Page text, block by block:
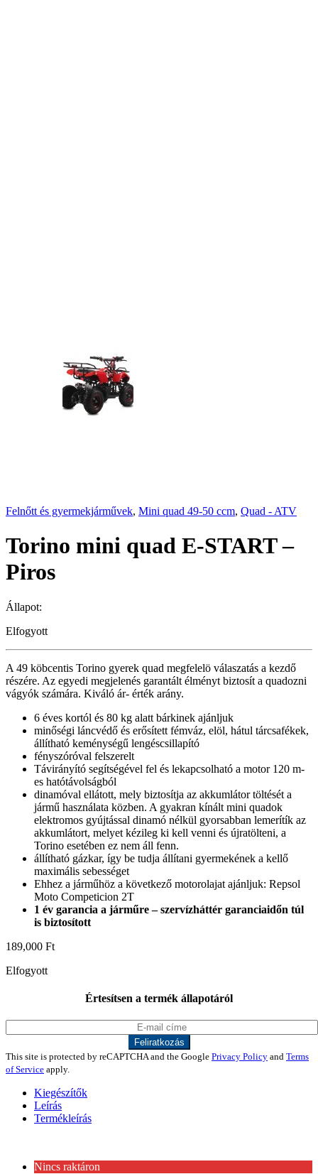
Felnőtt és gyermekjárművek, Mini quad 49-50 ccm, Quad - ATV
Torino mini quad E-START –
Piros
Állapot:
Elfogyott
A 49 köbcentis Torino gyerek quad megfelelö válaszatás a kezdő
részére. Az egyedi megjelenés garantált élményt biztosít a quadozni
vágyók számára. Kiváló ár- érték arány.
6 éves kortól és 80 kg alatt bárkinek ajánljuk
minőségi láncvédő és erősített fémváz, elöl, hátul tárcsafékek,
állítható keménységű lengéscsillapító
fényszóróval felszerelt
Távirányító segítségével fel és lekapcsolható a motor 120 m-
es hatótávolságból
dinamóval ellátott, mely biztosítja az akkumlátor töltését a
jármű használata közben. A gyakran kínált mini quadok
elektromos gyújtással dinamó nélkül gyorsabban lemerítík az
akkumlátort, melyet kézileg ki kell venni és újratölteni, a
Torino esetében ez nem áll fenn.
állítható gázkar, így be tudja állítani gyermekének a kellő
maximális sebességet
Ehhez a járműhöz a következő motorolajat ajánljuk: Repsol
Moto Competicion 2T
1 év garancia a járműre – szervízháttér garanciaidőn túl
is biztosított
189,000 Ft
Elfogyott
Értesítsen a termék állapotáról
This site is protected by reCAPTCHA and the Google Privacy Policy and Terms
of Service apply.
Kiegészítők
Leírás
Termékleírás
Nincs raktáron